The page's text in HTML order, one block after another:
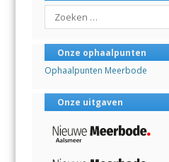
Search
Onze ophaalpunten
Ophaalpunten Meerbode
Onze uitgaven